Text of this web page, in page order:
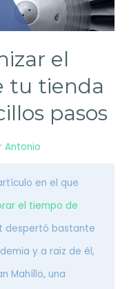
el
tu tienda
pasos
Antonio
en el que
el tiempo de
despertó bastante
y a raiz de él,
Mahíllo, una